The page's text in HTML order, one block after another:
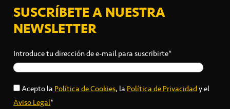
SUSCRÍBETE A NUESTRA
NEWSLETTER
Introduce tu dirección de e-mail para suscribirte*
Acepto laPolítica de Cookies, laPolítica de Privacidady el
Aviso Legal*